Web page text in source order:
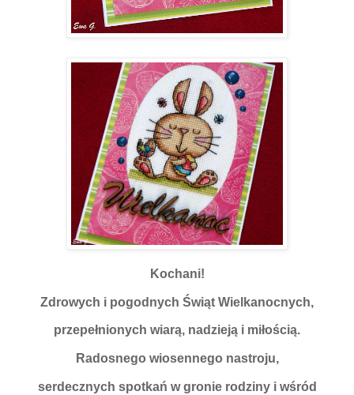
Kochani!
Zdrowych i pogodnych Świąt Wielkanocnych,
przepełnionych wiarą, nadzieją i miłością.
Radosnego wiosennego nastroju,
serdecznych spotkań w gronie rodziny i wśród